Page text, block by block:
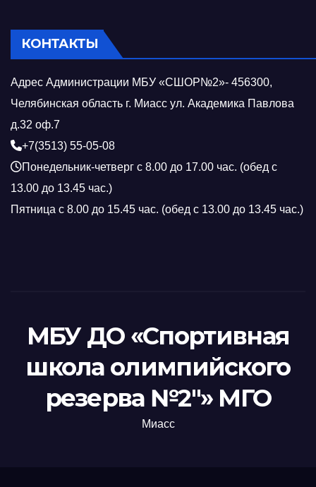
КОНТАКТЫ
Адрес Администрации МБУ «СШОР№2»- 456300,
Челябинская область г. Миасс ул. Академика Павлова
д.32 оф.7
+7(3513) 55-05-08
Понедельник-четверг с 8.00 до 17.00 час. (обед с
13.00 до 13.45 час.)
Пятница с 8.00 до 15.45 час. (обед с 13.00 до 13.45 час.)
МБУ ДО «Спортивная
школа олимпийского
резерва №2"» МГО
Миасс